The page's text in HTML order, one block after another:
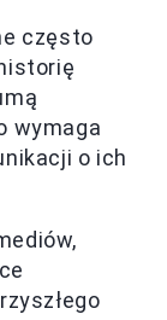
często
wymaga
o ich